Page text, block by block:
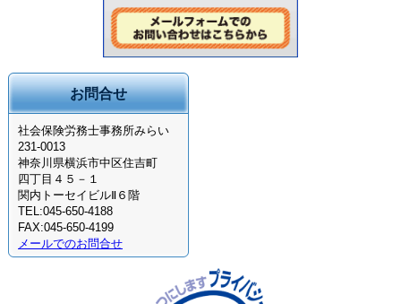
お問合せ
社会保険労務士事務所みらい
231-0013
神奈川県横浜市中区住吉町
四丁目４５－１
関内トーセイビルⅡ６階
TEL:045-650-4188
FAX:045-650-4199
メールでのお問合せ